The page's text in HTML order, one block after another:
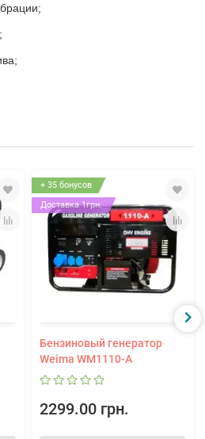
+ 35 бонусов
Доставка 1грн.
Бензиновый генератор
Weima WM1110-A
2299.00 грн.